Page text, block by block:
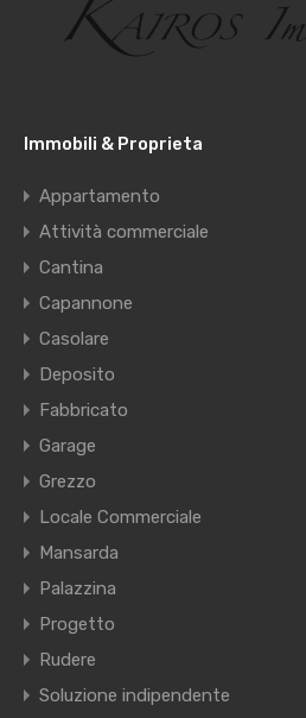
Immobili & Proprieta
Appartamento
Attività commerciale
Cantina
Capannone
Casolare
Deposito
Fabbricato
Garage
Grezzo
Locale Commerciale
Mansarda
Palazzina
Progetto
Rudere
Soluzione indipendente